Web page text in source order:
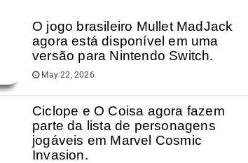
O jogo brasileiro Mullet MadJack
agora está disponível em uma
versão para Nintendo Switch.
May 22, 2026
Ciclope e O Coisa agora fazem
parte da lista de personagens
jogáveis em Marvel Cosmic
Invasion.